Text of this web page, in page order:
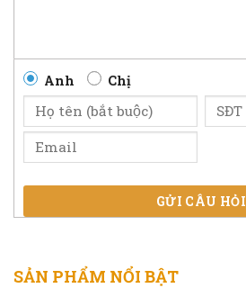
Anh Chị
GỬI CÂU HỎI
SẢN PHẨM NỔI BẬT